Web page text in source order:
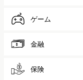
ゲーム
金融
保険